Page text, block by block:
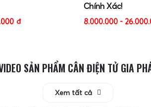
đ
Chính Xác!
8.000.000 -
SẢN PHẨM CÂN ĐIỆN TỬ GIA
Xem tất cả